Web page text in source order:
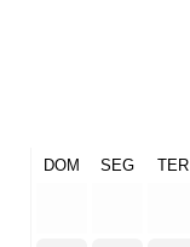
DOM SEG TER